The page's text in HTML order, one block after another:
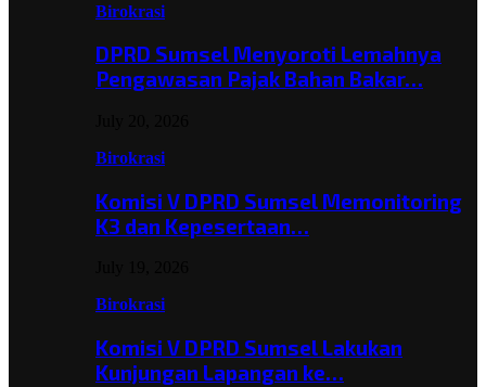
Birokrasi
DPRD Sumsel Menyoroti Lemahnya
Pengawasan Pajak Bahan Bakar…
Birokrasi
Komisi V DPRD Sumsel Memonitoring
K3 dan Kepesertaan…
Birokrasi
Komisi V DPRD Sumsel Lakukan
Kunjungan Lapangan ke…